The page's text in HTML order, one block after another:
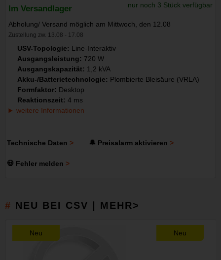
Im Versandlager nur noch 3 Stück verfügbar
Abholung/ Versand möglich am Mittwoch, den 12.08
Zustellung zw. 13.08 - 17.08
USV-Topologie: Line-Interaktiv
Ausgangsleistung: 720 W
Ausgangskapazität: 1,2 kVA
Akku-/Batterietechnologie: Plombierte Bleisäure (VRLA)
Formfaktor: Desktop
Reaktionszeit: 4 ms
weitere Informationen
Technische Daten 🔔 Preisalarm aktivieren
💀 Fehler melden
NEU BEI CSV | MEHR>
Neu Neu